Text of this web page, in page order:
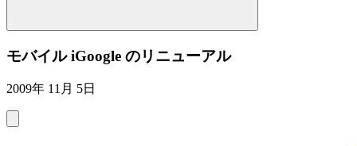
モバイル iGoogle のリニューアル
2009年 11月 5日